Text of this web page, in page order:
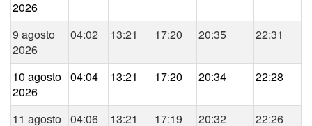
2026
9 agosto
2026
04:02 13:21 17:20 20:35 22:31
10 agosto
2026
04:04 13:21 17:20 20:34 22:28
11 agosto
04:06 13:21 17:19 20:32 22:26